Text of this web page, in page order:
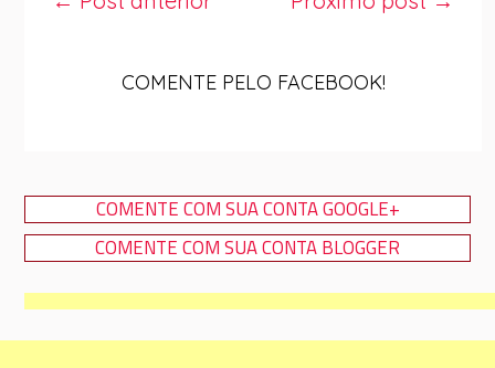
COMENTE PELO FACEBOOK!
COMENTE COM SUA CONTA GOOGLE+
COMENTE COM SUA CONTA BLOGGER